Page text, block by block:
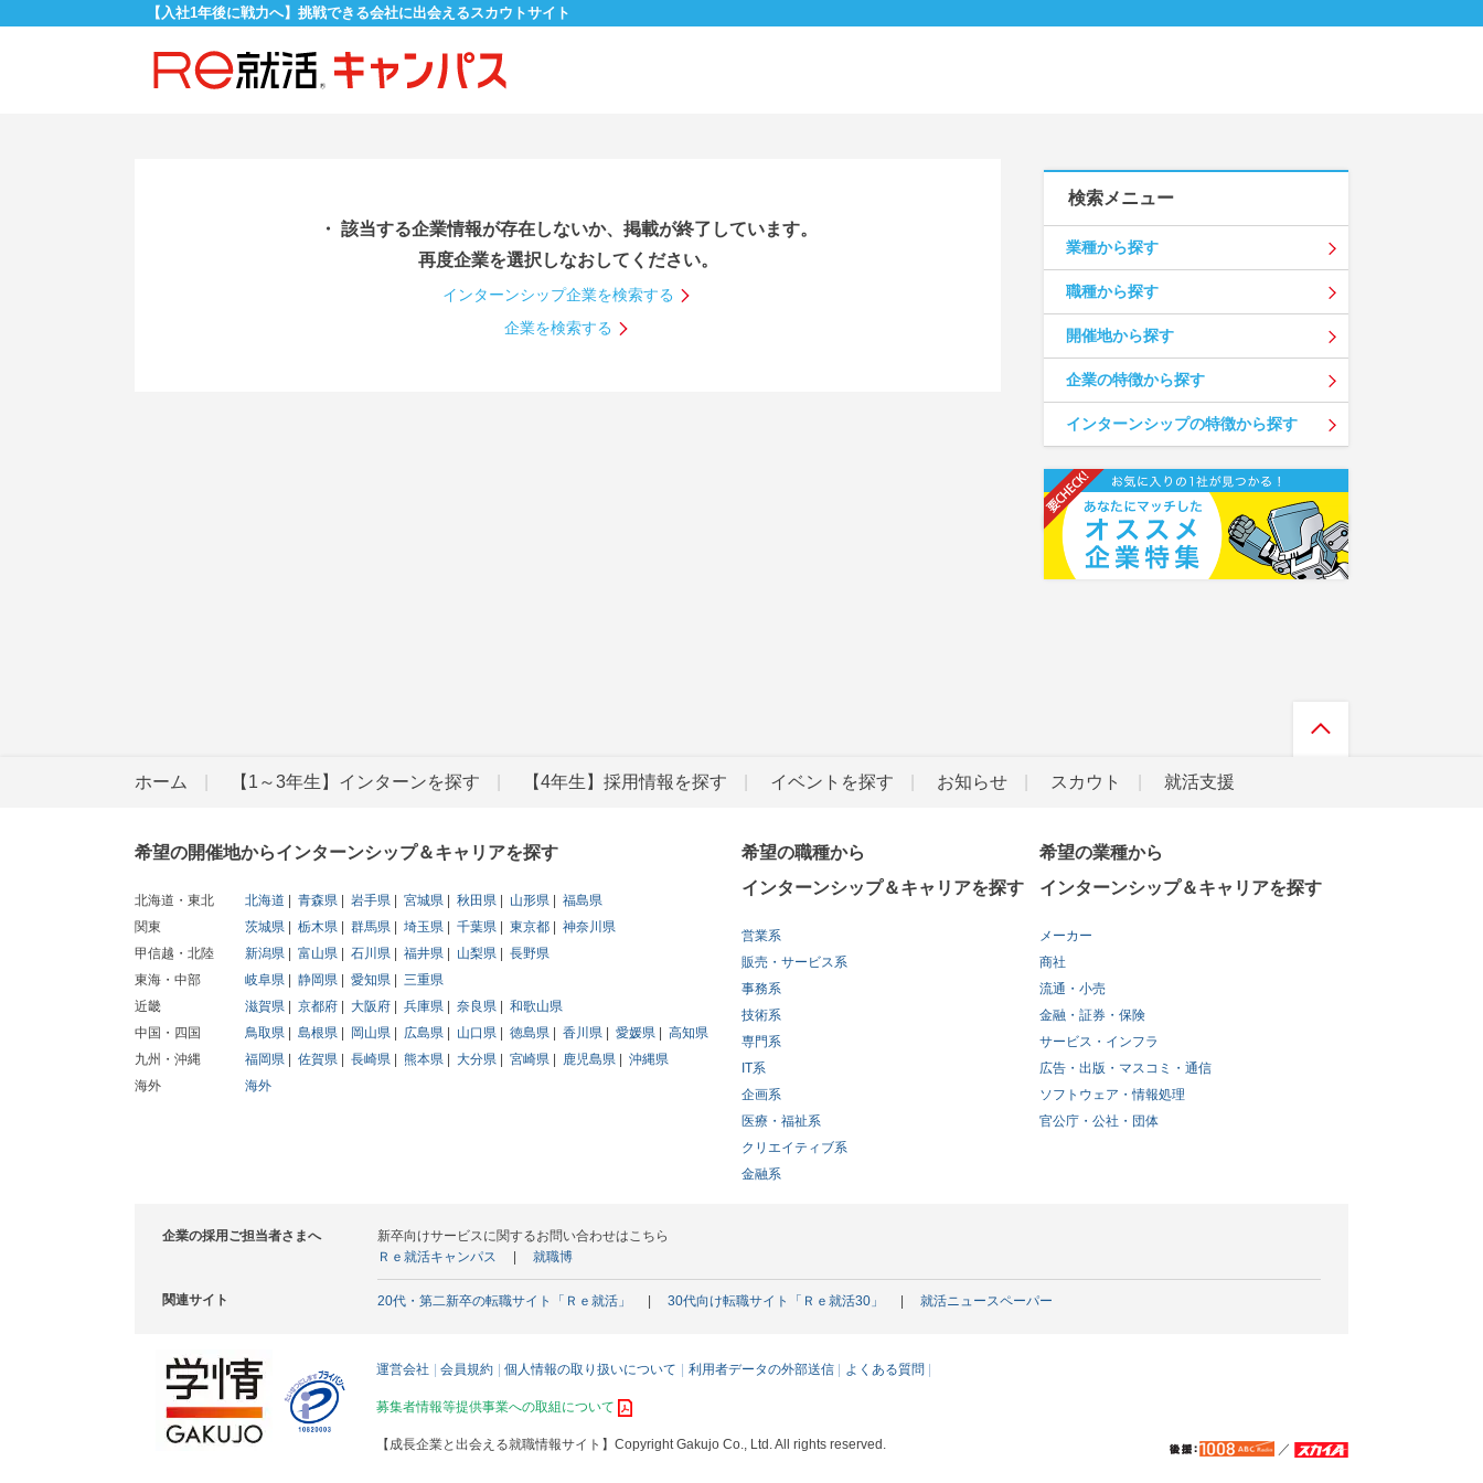
【入社1年後に戦力へ】挑戦できる会社に出会えるスカウトサイト
・ 該当する企業情報が存在しないか、掲載が終了しています。
再度企業を選択しなおしてください。
インターンシップ企業を検索する
企業を検索する
検索メニュー
業種から探す
職種から探す
開催地から探す
企業の特徴から探す
インターンシップの特徴から探す
ホーム 【1～3年生】インターンを探す 【4年生】採用情報を探す イベントを探す お知らせ スカウト 就活支援
希望の開催地からインターンシップ＆キャリアを探す
北海道・東北 北海道 青森県 岩手県 宮城県 秋田県 山形県
福島県
関東
茨城県 栃木県 群馬県 埼玉県 千葉県 東京都
神奈川県
甲信越・北陸
新潟県 富山県 石川県 福井県 山梨県
長野県
東海・中部
岐阜県 静岡県 愛知県
三重県
近畿
滋賀県 京都府 大阪府 兵庫県 奈良県
和歌山県
中国・四国
鳥取県 島根県 岡山県 広島県 山口県 徳島県 香川県 愛媛県
高知県
九州・沖縄
福岡県 佐賀県 長崎県 熊本県 大分県 宮崎県 鹿児島県
沖縄県
海外
海外
希望の職種から
インターンシップ＆キャリアを探す
営業系
販売・サービス系
事務系
技術系
専門系
IT系
企画系
医療・福祉系
クリエイティブ系
金融系
希望の業種から
インターンシップ＆キャリアを探す
メーカー
商社
流通・小売
金融・証券・保険
サービス・インフラ
広告・出版・マスコミ・通信
ソフトウェア・情報処理
官公庁・公社・団体
企業の採用ご担当者さまへ
新卒向けサービスに関するお問い合わせはこちら
Ｒｅ就活キャンパス
就職博
関連サイト 20代・第二新卒の転職サイト「Ｒｅ就活」 30代向け転職サイト「Ｒｅ就活30」 就活ニュースペーパー
運営会社 会員規約 個人情報の取り扱いについて 利用者データの外部送信 よくある質問
募集者情報等提供事業への取組について
【成長企業と出会える就職情報サイト】 Copyright Gakujo Co., Ltd. All rights reserved. ／